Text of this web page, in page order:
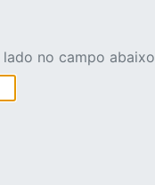
no campo abaixo